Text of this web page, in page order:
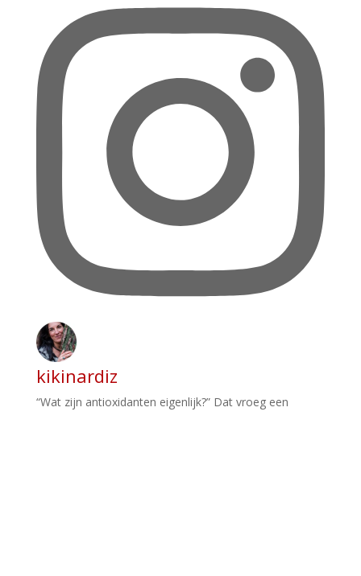
kikinardiz
“Wat zijn antioxidanten eigenlijk?” Dat vroeg een